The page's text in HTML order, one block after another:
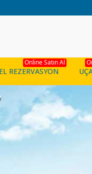
REZERVASYON
Online Satın Al